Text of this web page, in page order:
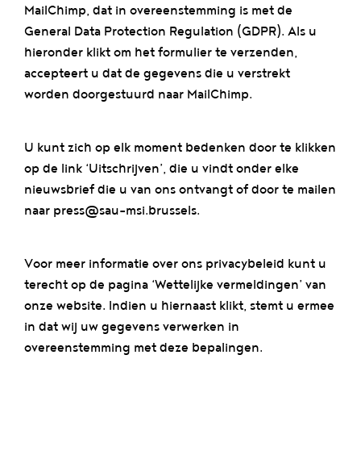
MailChimp, dat in overeenstemming is met de
General Data Protection Regulation (GDPR). Als u
hieronder klikt om het formulier te verzenden,
accepteert u dat de gegevens die u verstrekt
worden doorgestuurd naar MailChimp.
U kunt zich op elk moment bedenken door te klikken
op de link ‘Uitschrijven’, die u vindt onder elke
nieuwsbrief die u van ons ontvangt of door te mailen
naar press@sau-msi.brussels.
Voor meer informatie over ons privacybeleid kunt u
terecht op de pagina ‘Wettelijke vermeldingen’ van
onze website. Indien u hiernaast klikt, stemt u ermee
in dat wij uw gegevens verwerken in
overeenstemming met deze bepalingen.